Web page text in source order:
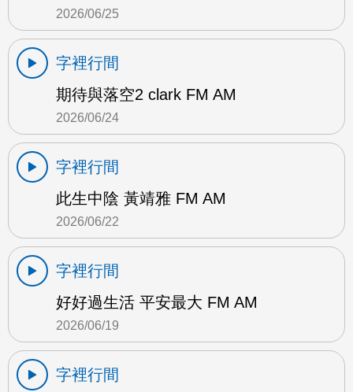
2026/06/25
字裡行間
期待與落空2 clark FM AM
2026/06/24
字裡行間
此生中陰 黃靖雅 FM AM
2026/06/22
字裡行間
好好過生活 平安最大 FM AM
2026/06/19
字裡行間